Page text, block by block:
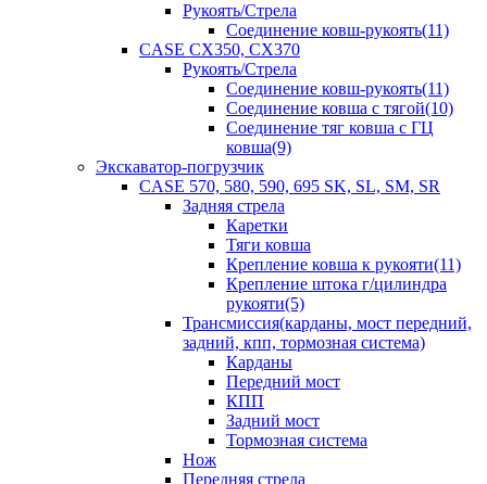
Рукоять/Стрела
Соединение ковш-рукоять(11)
CASE CX350, CX370
Рукоять/Стрела
Соединение ковш-рукоять(11)
Соединение ковша с тягой(10)
Соединение тяг ковша с ГЦ
ковша(9)
Экскаватор-погрузчик
CASE 570, 580, 590, 695 SK, SL, SM, SR
Задняя стрела
Каретки
Тяги ковша
Крепление ковша к рукояти(11)
Крепление штока г/цилиндра
рукояти(5)
Трансмиссия(карданы, мост передний,
задний, кпп, тормозная система)
Карданы
Передний мост
КПП
Задний мост
Тормозная система
Нож
Передняя стрела